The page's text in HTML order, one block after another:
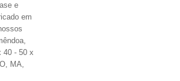
e
em
40 - 50 x
MA,